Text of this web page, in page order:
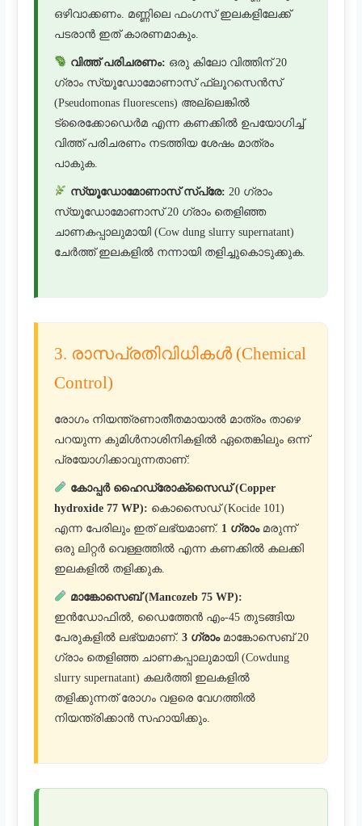
ഒഴിവാക്കണം. മണ്ണിലെ ഫംഗസ് ഇലകളിലേക്ക്
പടരാൻ ഇത് കാരണമാകും.
വിത്ത് പരിചരണം: ഒരു കിലോ വിത്തിന് 20
ഗ്രാം സ്യൂഡോമോണാസ് ഫ്ലൂറസെൻസ്
(Pseudomonas fluorescens) അല്ലെങ്കിൽ
ട്രൈക്കോഡെർമ എന്ന കണക്കിൽ ഉപയോഗിച്ച്
വിത്ത് പരിചരണം നടത്തിയ ശേഷം മാത്രം
പാകുക.
സ്യൂഡോമോണാസ് സ്പ്രേ: 20 ഗ്രാം
സ്യൂഡോമോണാസ് 20 ഗ്രാം തെളിഞ്ഞ
ചാണകപ്പാലുമായി (Cow dung slurry supernatant)
ചേർത്ത് ഇലകളിൽ നന്നായി തളിച്ചുകൊടുക്കുക.
3. രാസപ്രതിവിധികൾ (Chemical
Control)
രോഗം നിയന്ത്രണാതീതമായാൽ മാത്രം താഴെ
പറയുന്ന കുമിൾനാശിനികളിൽ ഏതെങ്കിലും ഒന്ന്
പ്രയോഗിക്കാവുന്നതാണ്:
കോപ്പർ ഹൈഡ്രോക്സൈഡ് (Copper
hydroxide 77 WP): കൊസൈഡ് (Kocide 101)
എന്ന പേരിലും ഇത് ലഭ്യമാണ്. 1 ഗ്രാംമരുന്ന്
ഒരു ലിറ്റർ വെള്ളത്തിൽ എന്ന കണക്കിൽ കലക്കി
ഇലകളിൽ തളിക്കുക.
മാങ്കോസെബ് (Mancozeb 75 WP):
ഇൻഡോഫിൽ, ഡൈത്തേൻ എം-45 തുടങ്ങിയ
പേരുകളിൽ ലഭ്യമാണ്.3 ഗ്രാംമാങ്കോസെബ് 20
ഗ്രാം തെളിഞ്ഞ ചാണകപ്പാലുമായി (Cowdung
slurry supernatant) കലർത്തി ഇലകളിൽ
തളിക്കുന്നത് രോഗം വളരെ വേഗത്തിൽ
നിയന്ത്രിക്കാൻ സഹായിക്കും.